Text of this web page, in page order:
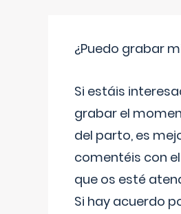
¿Puedo grabar
Si estáis
grabar el
del parto, es
comentéis con
que os esté
Si hay acuerdo